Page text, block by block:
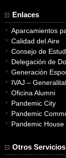
Enlaces
Aparcamientos
Calidad del Aire
Consejo de
Delegación de
Generación
IVAJ –
Oficina Alumni
Pandemic City
Pandemic
Pandemic House
Otros Servicios